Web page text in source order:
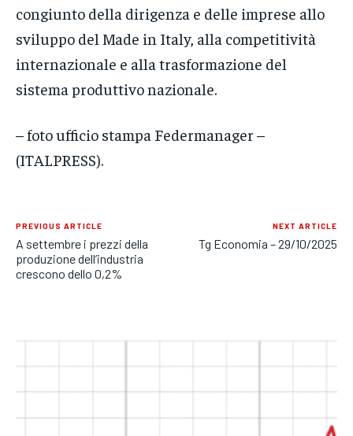
congiunto della dirigenza e delle imprese allo
sviluppo del Made in Italy, alla competitività
internazionale e alla trasformazione del
sistema produttivo nazionale.
– foto ufficio stampa Federmanager –
(ITALPRESS).
PREVIOUS ARTICLE
A settembre i prezzi della
produzione dell’industria
crescono dello 0,2%
NEXT ARTICLE
Tg Economia – 29/10/2025